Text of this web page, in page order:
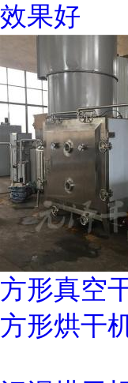
效果好
方形真空
方形烘干